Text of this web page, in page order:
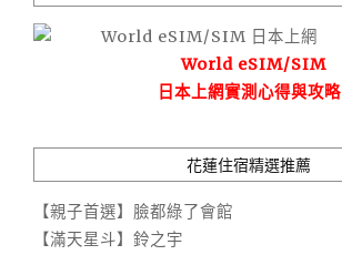
World eSIM/SIM
日本上網實測心得與攻略
花蓮住宿精選推薦
【親子首選】臉都綠了會館
【滿天星斗】鈴之宇